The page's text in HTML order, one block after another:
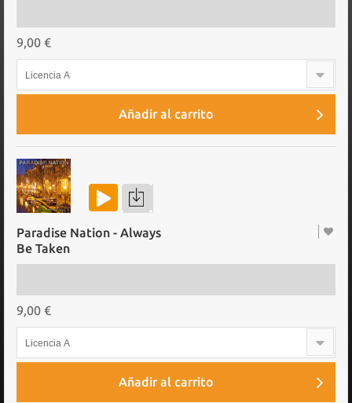
9,00 €
Licencia A
Añadir al carrito
Paradise Nation - Always
Be Taken
9,00 €
Licencia A
Añadir al carrito